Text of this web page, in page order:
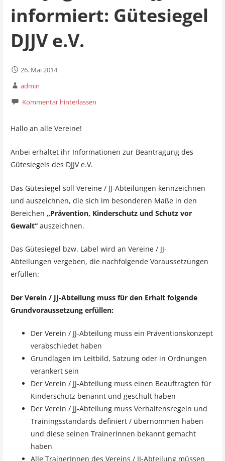
informiert: Gütesiegel
DJJV e.V.
26. Mai 2014
admin
Kommentar hinterlassen
Hallo an alle Vereine!
Anbei erhaltet ihr Informationen zur Beantragung des
Gütesiegels des DJJV e.V.
Das Gütesiegel soll Vereine / JJ-Abteilungen kennzeichnen
und auszeichnen, die sich im besonderen Maße in den
Bereichen „Prävention, Kinderschutz und Schutz vor
Gewalt“auszeichnen.
Das Gütesiegel bzw. Label wird an Vereine / JJ-
Abteilungen vergeben, die nachfolgende Voraussetzungen
erfüllen:
Der Verein / JJ-Abteilung muss für den Erhalt folgende
Grundvoraussetzung erfüllen:
Der Verein / JJ-Abteilung muss ein Präventionskonzept
verabschiedet haben
Grundlagen im Leitbild, Satzung oder in Ordnungen
verankert sein
Der Verein / JJ-Abteilung muss einen Beauftragten für
Kinderschutz benannt und geschult haben
Der Verein / JJ-Abteilung muss Verhaltensregeln und
Trainingsstandards definiert / übernommen haben
und diese seinen TrainerInnen bekannt gemacht
haben
Alle TrainerInnen des Vereins / JJ-Abteilung müssen